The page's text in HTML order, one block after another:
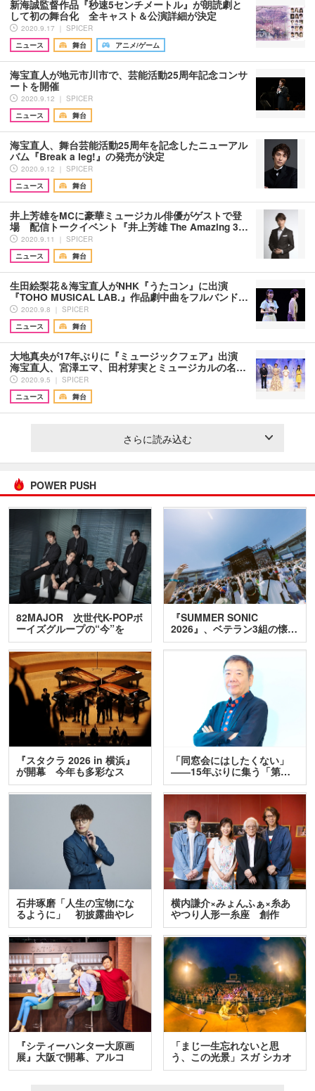
新海誠監督作品『秒速5センチメートル』が朗読劇と
して初の舞台化 全キャスト＆公演詳細が決定
2020.9.17 ｜ SPICER
ニュース
舞台 アニメ/ゲーム
海宝直人が地元市川市で、芸能活動25周年記念コンサ
ートを開催
2020.9.12 ｜ SPICER
ニュース
舞台
海宝直人、舞台芸能活動25周年を記念したニューアル
バム『Break a leg!』の発売が決定
2020.9.12 ｜ SPICER
ニュース
舞台
井上芳雄をMCに豪華ミュージカル俳優がゲストで登
場 配信トークイベント『井上芳雄 The Amazing 3…
2020.9.11 ｜ SPICER
ニュース
舞台
生田絵梨花＆海宝直人がNHK『うたコン』に出演
『TOHO MUSICAL LAB.』作品劇中曲をフルバンド…
2020.9.8 ｜ SPICER
ニュース
舞台
大地真央が17年ぶりに『ミュージックフェア』出演
海宝直人、宮澤エマ、田村芽実とミュージカルの名…
2020.9.5 ｜ SPICER
ニュース
舞台
さらに読み込む
POWER PUSH
82MAJOR 次世代K-POPボ
ーイズグループの“今”を
訊…
『SUMMER SONIC
2026』、ベテラン3組の懐…
『スタクラ 2026 in 横浜』
が開幕 今年も多彩なス
テ…
「同窓会にはしたくない」
――15年ぶりに集う「第…
石井琢磨「人生の宝物にな
るように」 初披露曲やレ
ア…
横内謙介×みょんふぁ×糸あ
やつり人形一糸座 創作
人…
『シティーハンター大原画
展』大阪で開幕、アルコ
＆…
「まじ一生忘れないと思
う、この光景」スガ シカオ
と…